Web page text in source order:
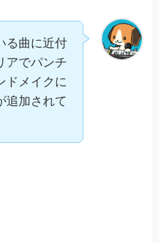
る曲に近付
アでパンチ
ドメイクに
追加されて